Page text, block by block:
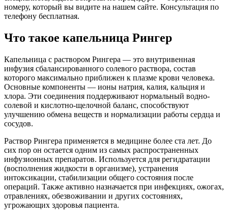
номеру, который вы видите на нашем сайте. Консультация по
телефону бесплатная.
Что такое капельница Рингер
Капельница с раствором Рингера — это внутривенная
инфузия сбалансированного солевого раствора, состав
которого максимально приближен к плазме крови человека.
Основные компоненты — ионы натрия, калия, кальция и
хлора. Эти соединения поддерживают нормальный водно-
солевой и кислотно-щелочной баланс, способствуют
улучшению обмена веществ и нормализации работы сердца и
сосудов.
Раствор Рингера применяется в медицине более ста лет. До
сих пор он остается одним из самых распространенных
инфузионных препаратов. Используется для регидратации
(восполнения жидкости в организме), устранения
интоксикации, стабилизации общего состояния после
операций. Также активно назначается при инфекциях, ожогах,
отравлениях, обезвоживании и других состояниях,
угрожающих здоровья пациента.